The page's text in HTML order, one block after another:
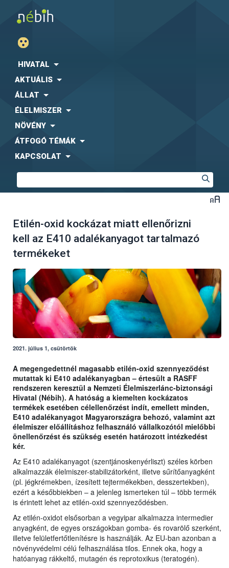
HIVATAL
AKTUÁLIS
ÁLLAT
ÉLELMISZER
NÖVÉNY
ÁTFOGÓ TÉMÁK
KAPCSOLAT
Etilén-oxid kockázat miatt ellenőrizni
kell az E410 adalékanyagot tartalmazó
termékeket
2021. július 1, csütörtök
A megengedettnél magasabb etilén-oxid szennyeződést
mutattak ki E410 adalékanyagban – értesült a RASFF
rendszeren keresztül a Nemzeti Élelmiszerlánc-biztonsági
Hivatal (Nébih). A hatóság a kiemelten kockázatos
termékek esetében célellenőrzést indít, emellett minden,
E410 adalékanyagot Magyarországra behozó, valamint azt
élelmiszer előállításhoz felhasználó vállalkozótól mielőbbi
önellenőrzést és szükség esetén határozott intézkedést
kér.
Az E410 adalékanyagot (szentjánoskenyérliszt) széles körben
alkalmazzák élelmiszer-stabilizátorként, illetve sűrítőanyagként
(pl. jégkrémekben, ízesített tejtermékekben, desszertekben),
ezért a későbbiekben – a jelenleg ismerteken túl – több termék
is érintett lehet az etilén-oxid szennyeződésben.
Az etilén-oxidot elsősorban a vegyipar alkalmazza intermedier
anyagként, de egyes országokban gomba- és rovarölő szerként,
illetve felületfertőtlenítésre is használják. Az EU-ban azonban a
növényvédelmi célú felhasználása tilos. Ennek oka, hogy a
hatóanyag rákkeltő, mutagén és reprotoxikus (teratogén).